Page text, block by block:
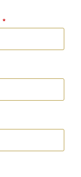
*